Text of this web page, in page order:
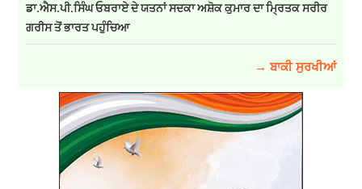
ਡਾ.ਐਸ.ਪੀ.ਸਿੰਘ ਓਬਰਾਏ ਦੇ ਯਤਨਾਂ ਸਦਕਾ ਅਸ਼ੋਕ ਕੁਮਾਰ ਦਾ ਮ੍ਰਿਤਕ ਸਰੀਰ
ਗਰੀਸ ਤੋਂ ਭਾਰਤ ਪਹੁੰਚਿਆ
→ ਬਾਕੀ ਸੁਰਖੀਆਂ